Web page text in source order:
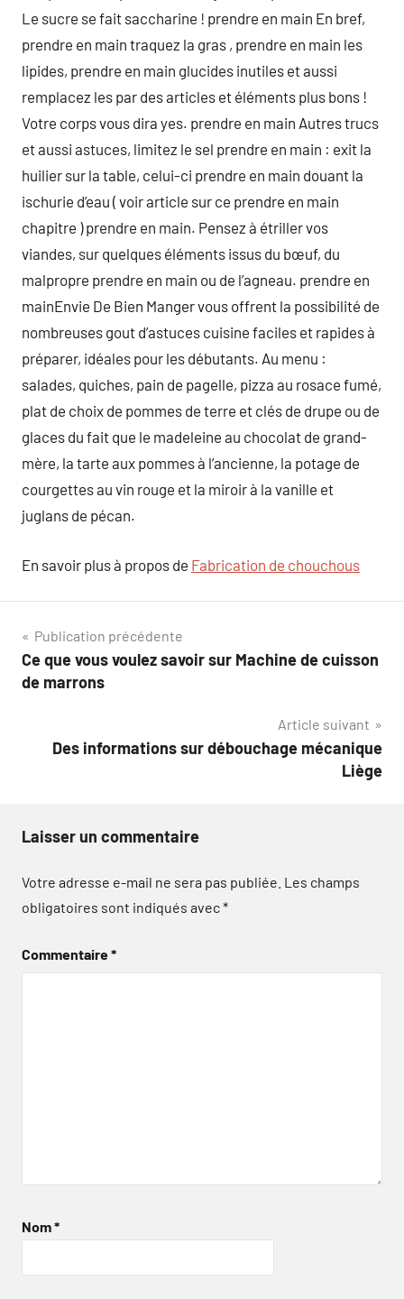
Le sucre se fait saccharine ! prendre en main En bref,
prendre en main traquez la gras , prendre en main les
lipides, prendre en main glucides inutiles et aussi
remplacez les par des articles et éléments plus bons !
Votre corps vous dira yes. prendre en main Autres trucs
et aussi astuces, limitez le sel prendre en main : exit la
huilier sur la table, celui-ci prendre en main douant la
ischurie d’eau ( voir article sur ce prendre en main
chapitre ) prendre en main. Pensez à étriller vos
viandes, sur quelques éléments issus du bœuf, du
malpropre prendre en main ou de l’agneau. prendre en
mainEnvie De Bien Manger vous offrent la possibilité de
nombreuses gout d’astuces cuisine faciles et rapides à
préparer, idéales pour les débutants. Au menu :
salades, quiches, pain de pagelle, pizza au rosace fumé,
plat de choix de pommes de terre et clés de drupe ou de
glaces du fait que le madeleine au chocolat de grand-
mère, la tarte aux pommes à l’ancienne, la potage de
courgettes au vin rouge et la miroir à la vanille et
juglans de pécan.
En savoir plus à propos de Fabrication de chouchous
Navigation
de
Publication précédente
Ce que vous voulez savoir sur Machine de cuisson
de marrons
Article suivant
Des informations sur débouchage mécanique
Liège
Laisser un commentaire
Votre adresse e-mail ne sera pas publiée. Les champs
obligatoires sont indiqués avec*
Commentaire*
Nom*